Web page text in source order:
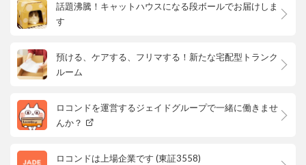
話題沸騰！キャットハウスになる段ボールでお届けしま
す
預ける、ケアする、フリマする！新たな宅配型トランク
ルーム
ロコンドを運営するジェイドグループで一緒に働きませ
んか？
ロコンドは上場企業です (東証3558)